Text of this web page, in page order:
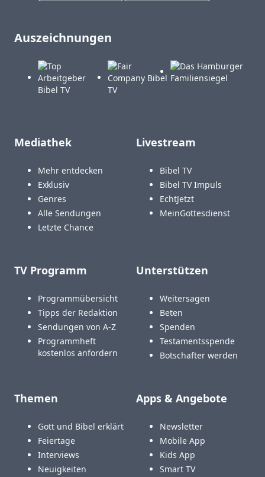
Auszeichnungen
Mediathek
Mehr entdecken
Exklusiv
Genres
Alle Sendungen
Letzte Chance
Livestream
Bibel TV
Bibel TV Impuls
EchtJetzt
MeinGottesdienst
TV Programm
Programmübersicht
Tipps der Redaktion
Sendungen von A-Z
Programmheft
kostenlos anfordern
Unterstützen
Weitersagen
Beten
Spenden
Testamentsspende
Botschafter werden
Themen
Gott und Bibel erklärt
Feiertage
Interviews
Neuigkeiten
Apps & Angebote
Newsletter
Mobile App
Kids App
Smart TV